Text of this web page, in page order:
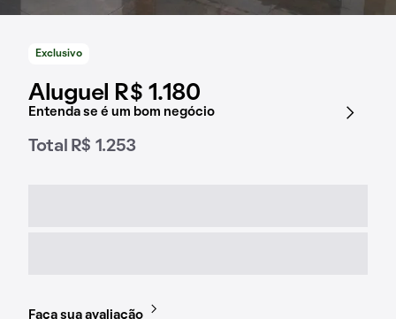
Exclusivo
Aluguel R$ 1.180
Entenda se é um bom negócio
Total R$ 1.253
Faça sua avaliação